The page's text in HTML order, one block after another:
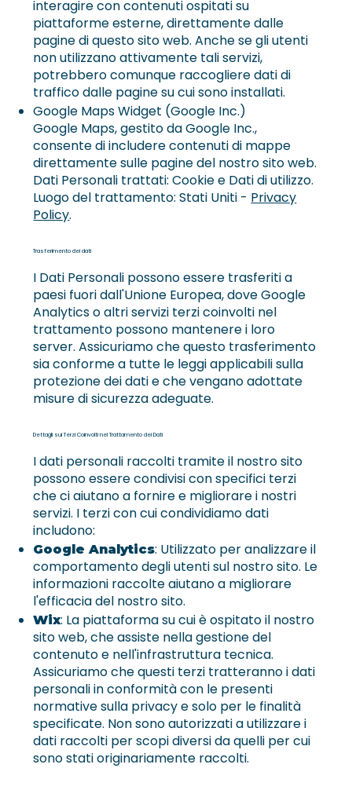
interagire con contenuti ospitati su
piattaforme esterne, direttamente dalle
pagine di questo sito web. Anche se gli utenti
non utilizzano attivamente tali servizi,
potrebbero comunque raccogliere dati di
traffico dalle pagine su cui sono installati.
Google Maps Widget (Google Inc.)
Google Maps, gestito da Google Inc.,
consente di includere contenuti di mappe
direttamente sulle pagine del nostro sito web.
Dati Personali trattati: Cookie e Dati di utilizzo.
Luogo del trattamento: Stati Uniti - Privacy
Policy.
Trasferimento dei dati
I Dati Personali possono essere trasferiti a
paesi fuori dall'Unione Europea, dove Google
Analytics o altri servizi terzi coinvolti nel
trattamento possono mantenere i loro
server. Assicuriamo che questo trasferimento
sia conforme a tutte le leggi applicabili sulla
protezione dei dati e che vengano adottate
misure di sicurezza adeguate.
Dettagli sui Terzi Coinvolti nel Trattamento dei Dati
I dati personali raccolti tramite il nostro sito
possono essere condivisi con specifici terzi
che ci aiutano a fornire e migliorare i nostri
servizi. I terzi con cui condividiamo dati
includono:
Google Analytics: Utilizzato per analizzare il
comportamento degli utenti sul nostro sito. Le
informazioni raccolte aiutano a migliorare
l'efficacia del nostro sito.
Wix: La piattaforma su cui è ospitato il nostro
sito web, che assiste nella gestione del
contenuto e nell'infrastruttura tecnica.
Assicuriamo che questi terzi tratteranno i dati
personali in conformità con le presenti
normative sulla privacy e solo per le finalità
specificate. Non sono autorizzati a utilizzare i
dati raccolti per scopi diversi da quelli per cui
sono stati originariamente raccolti.